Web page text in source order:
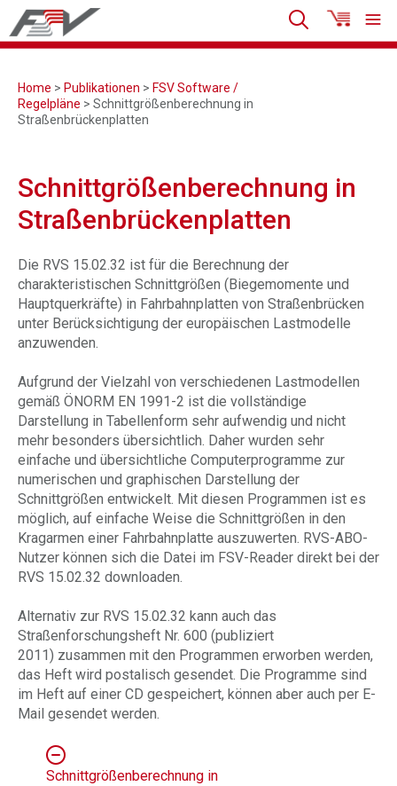
Home > Publikationen > FSV Software /
Regelpläne > Schnittgrößenberechnung in
Straßenbrückenplatten
Schnittgrößenberechnung in
Straßenbrückenplatten
Die RVS 15.02.32 ist für die Berechnung der
charakteristischen Schnittgrößen (Biegemomente und
Hauptquerkräfte) in Fahrbahnplatten von Straßenbrücken
unter Berücksichtigung der europäischen Lastmodelle
anzuwenden.
Aufgrund der Vielzahl von verschiedenen Lastmodellen
gemäß ÖNORM EN 1991-2 ist die vollständige
Darstellung in Tabellenform sehr aufwendig und nicht
mehr besonders übersichtlich. Daher wurden sehr
einfache und übersichtliche Computerprogramme zur
numerischen und graphischen Darstellung der
Schnittgrößen entwickelt. Mit diesen Programmen ist es
möglich, auf einfache Weise die Schnittgrößen in den
Kragarmen einer Fahrbahnplatte auszuwerten. RVS-ABO-
Nutzer können sich die Datei im FSV-Reader direkt bei der
RVS 15.02.32 downloaden.
Alternativ zur RVS 15.02.32 kann auch das
Straßenforschungsheft Nr. 600 (publiziert
2011) zusammen mit den Programmen erworben werden,
das Heft wird postalisch gesendet. Die Programme sind
im Heft auf einer CD gespeichert, können aber auch per E-
Mail gesendet werden.
Schnittgrößenberechnung in